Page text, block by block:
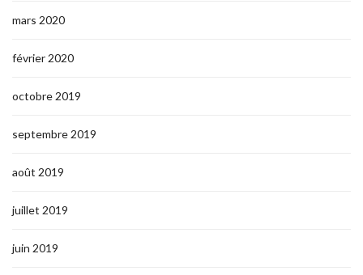
mars 2020
février 2020
octobre 2019
septembre 2019
août 2019
juillet 2019
juin 2019